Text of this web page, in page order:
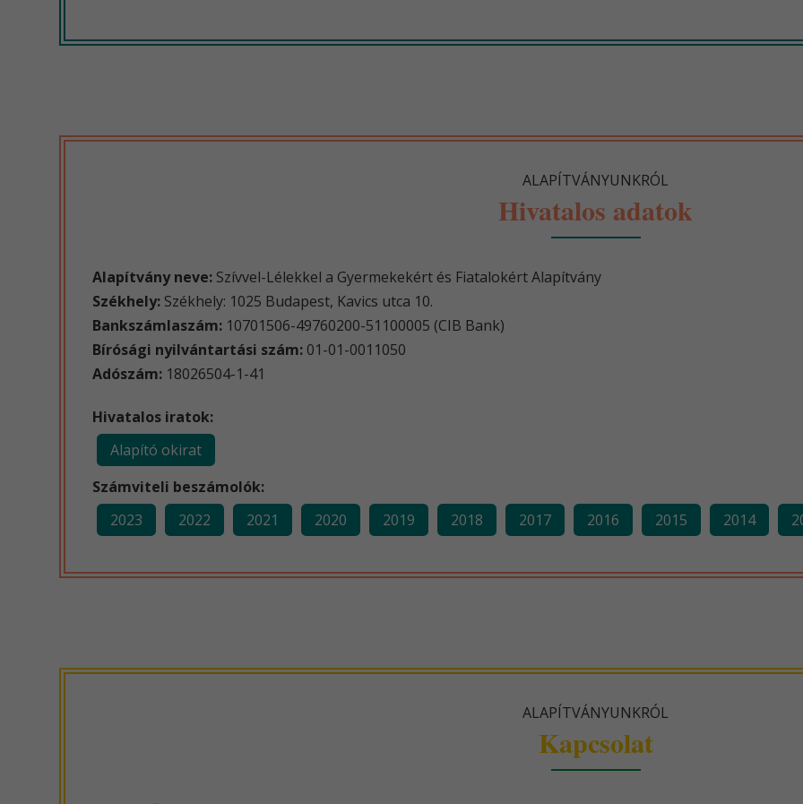
ALAPÍTVÁNYUNKRÓL
Hivatalos adatok
Alapítvány neve: Szívvel-Lélekkel a Gyermekekért és Fiatalokért Alapítvány
Székhely: Székhely: 1025 Budapest, Kavics utca 10.
Bankszámlaszám: 10701506-49760200-51100005 (CIB Bank)
Bírósági nyilvántartási szám: 01-01-0011050
Adószám: 18026504-1-41
Hivatalos iratok:
Alapító okirat
Számviteli beszámolók:
2023
2022 2021 2020 2019 2018 2017 2016 2015 2014
ALAPÍTVÁNYUNKRÓL
Kapcsolat